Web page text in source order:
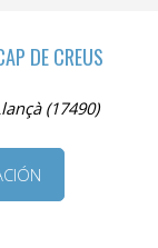
DE CREUS
(17490)